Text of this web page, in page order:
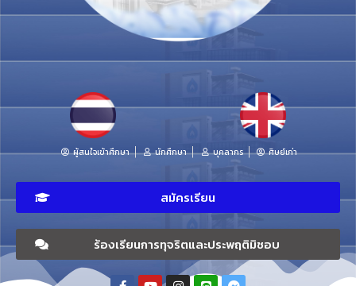
ผู้สนใจเข้าศึกษา นักศึกษา บุคลากร ศิษย์เก่า
สมัครเรียน
ร้องเรียนการทุจริตและประพฤติมิชอบ